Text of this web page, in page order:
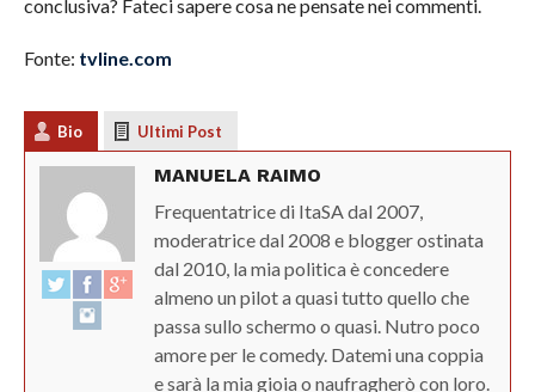
conclusiva? Fateci sapere cosa ne pensate nei commenti.
Fonte: tvline.com
Bio Ultimi Post
MANUELA RAIMO
Frequentatrice di ItaSA dal 2007,
moderatrice dal 2008 e blogger ostinata
dal 2010, la mia politica è concedere
almeno un pilot a quasi tutto quello che
passa sullo schermo o quasi. Nutro poco
amore per le comedy. Datemi una coppia
e sarà la mia gioia o naufragherò con loro.